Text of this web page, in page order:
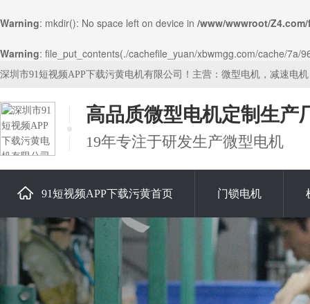
Warning: mkdir(): No space left on device in /www/wwwroot/
Warning: file_put_contents(./cachefile_yuan/xbwmgg.com/cache/
深圳市91短视频APP下载污黄电机有限公司！主营：微型电机，减速电
高品质微型电机定制生产
19年专注于研发生产微型电机
91短视频APP下载污黄首页 门锁电机
关于91短视频APP下载污黄